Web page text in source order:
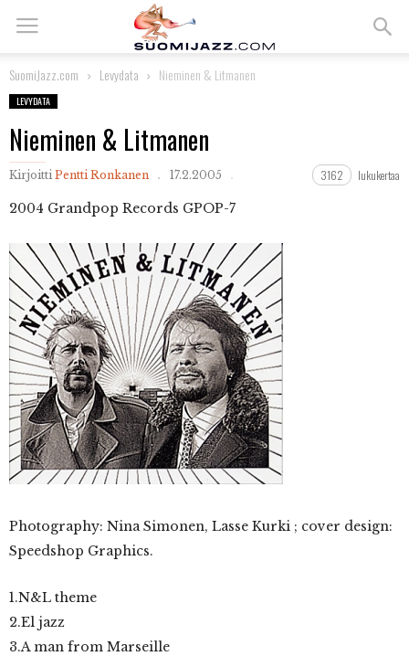
SuomiJazz.com Levydata Nieminen & Litmanen
LEVYDATA
Nieminen & Litmanen
Kirjoitti Pentti Ronkanen 17.2.2005 3162 lukukertaa
2004 Grandpop Records GPOP-7
Photography: Nina Simonen, Lasse Kurki ; cover design:
Speedshop Graphics.
1.N&L theme
2.El jazz
3.A man from Marseille